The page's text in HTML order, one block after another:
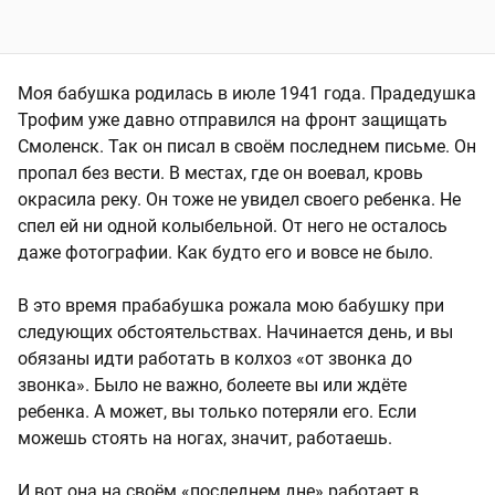
Моя бабушка родилась в июле 1941 года. Прадедушка
Трофим уже давно отправился на фронт защищать
Смоленск. Так он писал в своём последнем письме. Он
пропал без вести. В местах, где он воевал, кровь
окрасила реку. Он тоже не увидел своего ребенка. Не
спел ей ни одной колыбельной. От него не осталось
даже фотографии. Как будто его и вовсе не было.
В это время прабабушка рожала мою бабушку при
следующих обстоятельствах. Начинается день, и вы
обязаны идти работать в колхоз «от звонка до
звонка». Было не важно, болеете вы или ждёте
ребенка. А может, вы только потеряли его. Если
можешь стоять на ногах, значит, работаешь.